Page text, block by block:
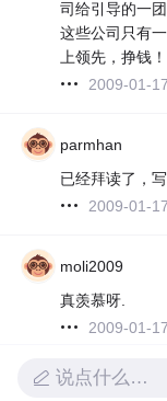
司给引导的一团
这些公司只有
上领先，挣钱！
2009-01-17
parmhan
已经拜读了，
2009-01-17
moli2009
真羡慕呀.
2009-01-17
parmhan
说点什么…